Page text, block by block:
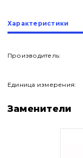
О нас
Характеристики
Производитель:
Единица измерения:
Заменители